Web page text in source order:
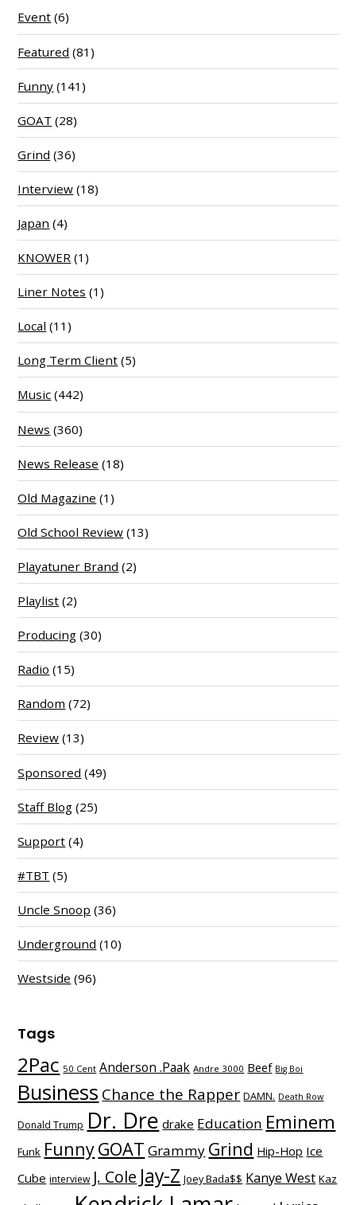
Event (6)
Featured (81)
Funny (141)
GOAT (28)
Grind (36)
Interview (18)
Japan (4)
KNOWER (1)
Liner Notes (1)
Local (11)
Long Term Client (5)
Music (442)
News (360)
News Release (18)
Old Magazine (1)
Old School Review (13)
Playatuner Brand (2)
Playlist (2)
Producing (30)
Radio (15)
Random (72)
Review (13)
Sponsored (49)
Staff Blog (25)
Support (4)
#TBT (5)
Uncle Snoop (36)
Underground (10)
Westside (96)
Tags
2Pac 50 Cent Anderson .Paak Andre 3000 Beef Big Boi
Business Chance the Rapper DAMN. Death Row
Donald Trump Dr. Dre drake Education Eminem
Funk FunnyGOAT Grammy Grind Hip-Hop Ice
Cube interview J. Cole Jay-Z Joey Bada$$ Kanye West Kaz